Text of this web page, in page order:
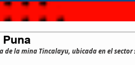
de la mina Tincalayu, ubicada en el